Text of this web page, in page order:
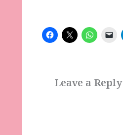
Leave a Reply